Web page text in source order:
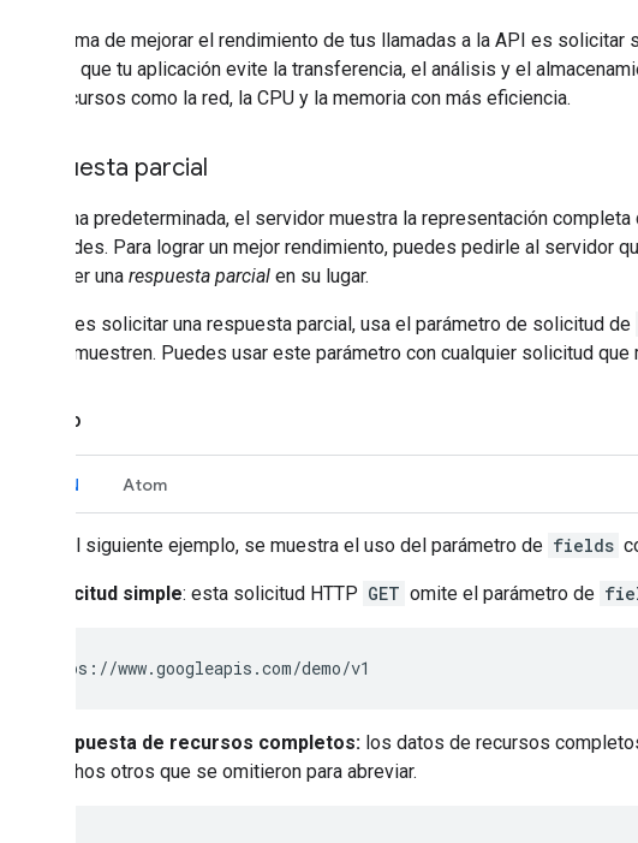
Otra forma de mejorar el rendimiento de tus llamadas a la API es
permite que tu aplicación evite la transferencia, el análisis y el
usar recursos como la red, la CPU y la memoria con más eficiencia.
Respuesta parcial
De forma predeterminada, el servidor muestra la representación
solicitudes. Para lograr un mejor rendimiento, puedes pedirle al servidor
y obtener una respuesta parcial en su lugar.
Si quieres solicitar una respuesta parcial, usa el parámetro de solicitud de
que se muestren. Puedes usar este parámetro con cualquier solicitud
Ejemplo
JSON Atom
En el siguiente ejemplo, se muestra el uso del parámetro de fields
Solicitud simple: esta solicitud HTTP GET omite el parámetro de
Respuesta de recursos completos: los datos de recursos
muchos otros que se omitieron para abreviar.